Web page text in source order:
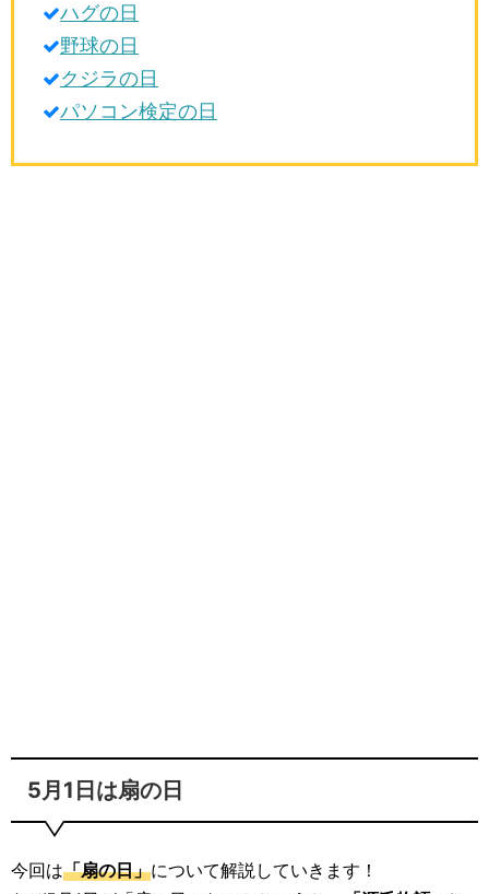
ハグの日
野球の日
クジラの日
パソコン検定の日
5月1日は扇の日
今回は「扇の日」について解説していきます！
サイト情報